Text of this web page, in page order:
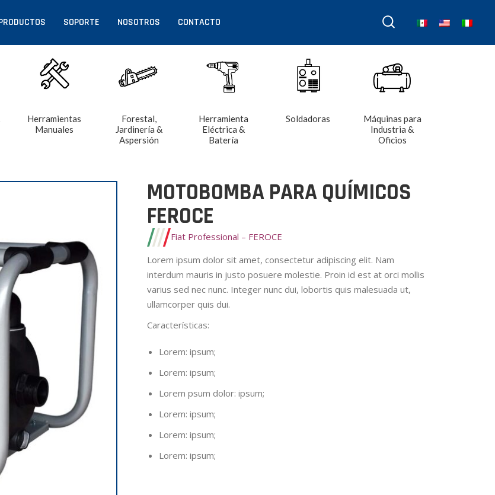
SOPORTE NOSOTROS CONTACTO
Herramientas
Manuales
Forestal,
Jardinería &
Aspersión
Herramienta
Eléctrica &
Batería
Soldadoras
Máquinas para
Industria &
Oficios
MOTOBOMBA PARA QUÍMICOS
FEROCE
Fiat Professional – FEROCE
Lorem ipsum dolor sit amet, consectetur adipiscing elit. Nam
interdum mauris in justo posuere molestie. Proin id est at orci mollis
varius sed nec nunc. Integer nunc dui, lobortis quis malesuada ut,
ullamcorper quis dui.
Características:
Lorem: ipsum;
Lorem: ipsum;
Lorem psum dolor: ipsum;
Lorem: ipsum;
Lorem: ipsum;
Lorem: ipsum;